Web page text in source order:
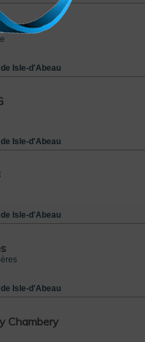
Isle-d'Abeau
Isle-d'Abeau
Isle-d'Abeau
Isle-d'Abeau
Chambery